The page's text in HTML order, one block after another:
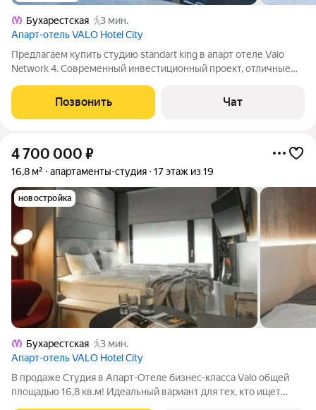
Бухарестская
3 мин.
Апарт-отель VALO Hotel City
Предлагаем купить студию standart king в апарт отеле Valo
Network 4. Современный инвестиционный проект, отличные
меблирована и передана в управление. Располагается
напротив метро Бухарестская,
Позвонить Чат
4 700 000 ₽
16,8 м² апартаменты-студия 17 этаж из 19
новостройка
Бухарестская
3 мин.
Апарт-отель VALO Hotel City
В продаже Студия в Апарт-Отеле бизнес-класса Valo общей
площадью 16,8 кв.м! Идеальный вариант для тех, кто ищет